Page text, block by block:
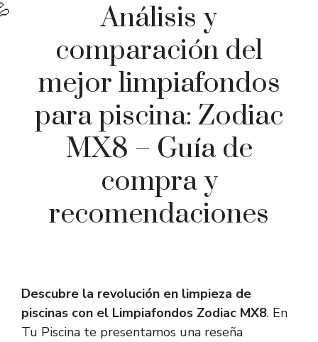
Análisis y
comparación del
mejor limpiafondos
para piscina: Zodiac
MX8 – Guía de
compra y
recomendaciones
Descubre la revolución en limpieza de
piscinas con el Limpiafondos Zodiac MX8. En
Tu Piscina te presentamos una reseña